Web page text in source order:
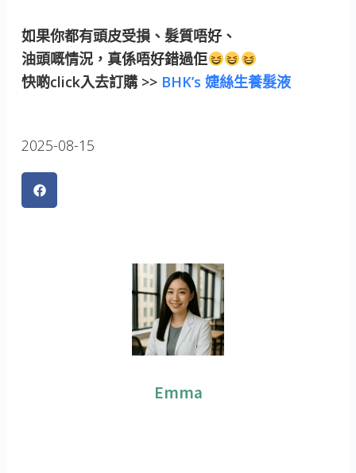
如果你都有頭皮受損、髮質唔好、
油頭嘅情況，真係唔好錯過佢
快啲click入去訂購 >> BHK’s 婕絲生養髮液
2025-08-15
Emma